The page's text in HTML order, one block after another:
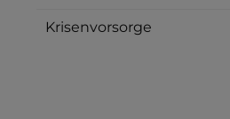
Krisenvorsorge